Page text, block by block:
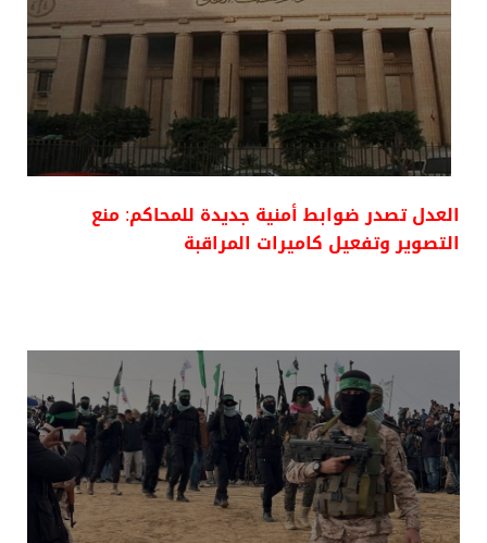
العدل تصدر ضوابط أمنية جديدة للمحاكم: منع
التصوير وتفعيل كاميرات المراقبة